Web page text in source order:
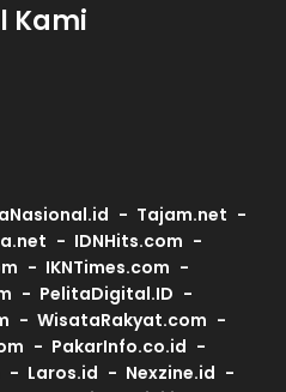
Kami
Tajam.net
IDNHits.com
IKNTimes.com
PelitaDigital.ID
WisataRakyat.com
PakarInfo.co.id
Laros.id
Nexzine.id